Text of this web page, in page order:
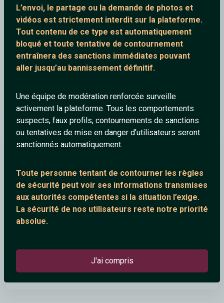
L’envoi, le partage ou la demande de photos et
vidéos est strictement interdit sur la plateforme.
Tout contenu de ce type est automatiquement
bloqué et toute tentative de contournement
entraînera des sanctions immédiates pouvant
aller jusqu’au bannissement définitif.
Une équipe de modération renforcée surveille
activement la plateforme. Tous les comportements
suspects, faux profils, contournements de sanctions
ou tentatives de mise en danger d’utilisateurs seront
sanctionnés automatiquement.
Toute personne tentant de contourner les règles
de sécurité peut voir ses informations transmises
aux autorités compétentes si la situation l’exige.
La sécurité de nos utilisateurs reste notre priorité
absolue.
J'ai compris
LP - Lost On You (Live)
Soprano – C'est Elle (Nouveauté 2026) (Fan Made)